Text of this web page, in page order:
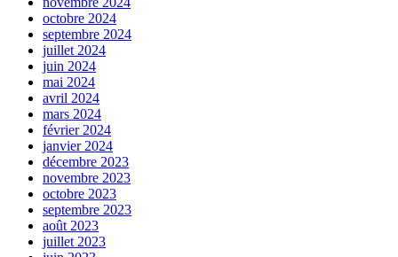
octobre 2024
septembre 2024
juillet 2024
juin 2024
mai 2024
avril 2024
mars 2024
février 2024
janvier 2024
décembre 2023
novembre 2023
octobre 2023
septembre 2023
août 2023
juillet 2023